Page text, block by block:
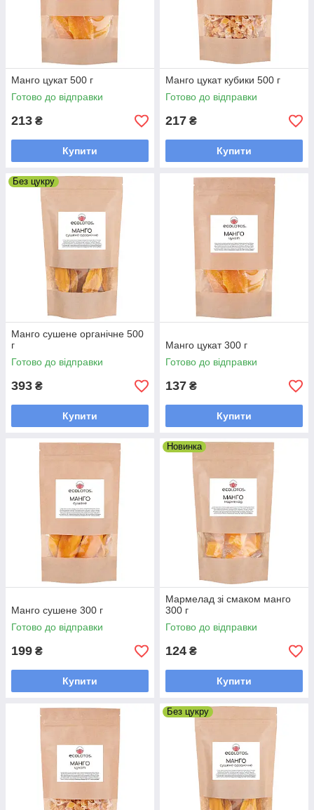
Манго цукат 500 г
Готово до відправки
213 ₴
Купити
Манго цукат кубики 500 г
Готово до відправки
217 ₴
Купити
Без цукру
Манго сушене органічне 500
г
Готово до відправки
393 ₴
Купити
Манго цукат 300 г
Готово до відправки
137 ₴
Купити
Манго сушене 300 г
Готово до відправки
199 ₴
Купити
Новинка
Мармелад зі смаком манго
300 г
Готово до відправки
124 ₴
Купити
Без цукру